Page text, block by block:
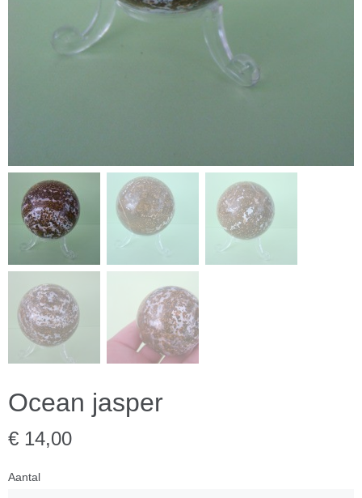
Ocean jasper
€ 14,00
Aantal